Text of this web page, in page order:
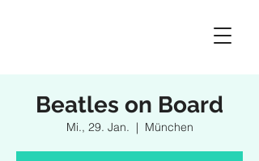
Beatles on Board
Mi., 29. Jan.
  |
München